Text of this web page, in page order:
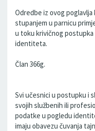
Odredbe iz ovog
stupanjem u parnicu
u toku krivičnog
identiteta.
Član 366g.
Svi učesnici u postupku i
svojih službenih ili
podatke u pogledu
imaju obavezu čuvanja